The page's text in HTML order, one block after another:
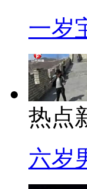
一岁
热点
六岁